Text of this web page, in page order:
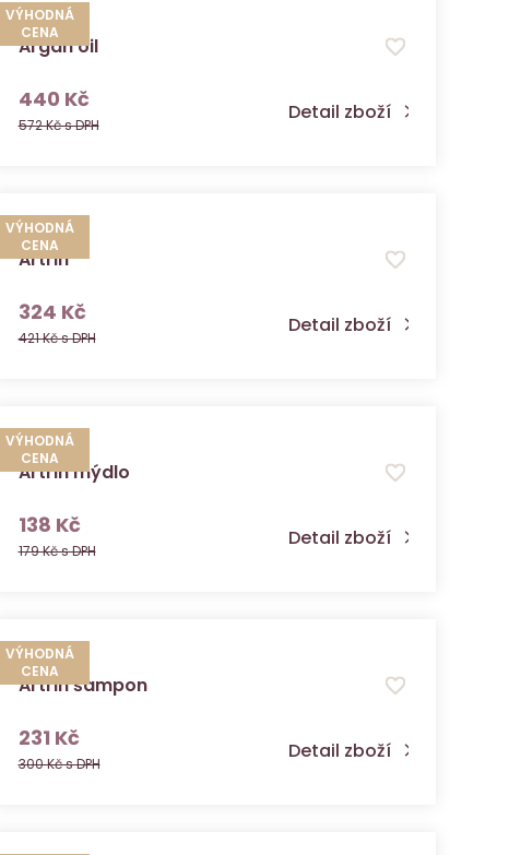
VÝHODNÁ
CENA
Argan oil
440 Kčs DPH
572 Kč s DPH
Detail zboží
VÝHODNÁ
CENA
Artrin
324 Kčs DPH
421 Kč s DPH
Detail zboží
VÝHODNÁ
CENA
Artrin mýdlo
138 Kčs DPH
179 Kč s DPH
Detail zboží
VÝHODNÁ
CENA
Artrin šampon
231 Kčs DPH
300 Kč s DPH
Detail zboží